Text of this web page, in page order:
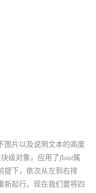
图片以及说明文本的高度
级对象，应用了float属
提下，依次从左到右排
新起行。现在我们要将四